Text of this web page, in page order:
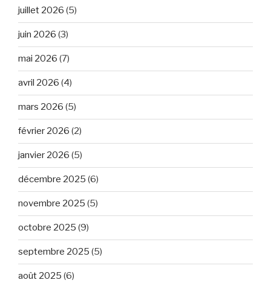
juillet 2026 (5)
juin 2026 (3)
mai 2026 (7)
avril 2026 (4)
mars 2026 (5)
février 2026 (2)
janvier 2026 (5)
décembre 2025 (6)
novembre 2025 (5)
octobre 2025 (9)
septembre 2025 (5)
août 2025 (6)